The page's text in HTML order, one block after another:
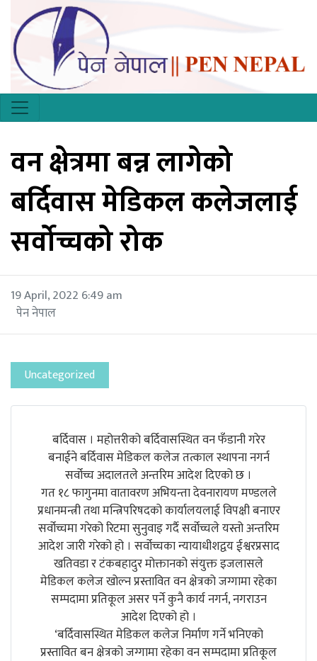
वन क्षेत्रमा बन्न लागेको
बर्दिवास मेडिकल कलेजलाई
सर्वोच्चको रोक
19 April, 2022 6:49 am
पेन नेपाल
Uncategorized
बर्दिवास । महोत्तरीको बर्दिवासस्थित वन फँडानी गरेर
बनाईने बर्दिवास मेडिकल कलेज तत्काल स्थापना नगर्न
सर्वोच्च अदालतले अन्तरिम आदेश दिएको छ ।
गत १८ फागुनमा वातावरण अभियन्ता देवनारायण मण्डलले
प्रधानमन्त्री तथा मन्त्रिपरिषदको कार्यालयलाई विपक्षी बनाएर
सर्वोच्चमा गरेको रिटमा सुनुवाइ गर्दै सर्वोच्चले यस्तो अन्तरिम
आदेश जारी गरेको हो । सर्वोच्चका न्यायाधीशद्वय ईश्वरप्रसाद
खतिवडा र टंकबहादुर मोक्तानको संयुक्त इजलासले
मेडिकल कलेज खोल्न प्रस्तावित वन क्षेत्रको जग्गामा रहेका
सम्पदामा प्रतिकूल असर पर्ने कुनै कार्य नगर्न, नगराउन
आदेश दिएको हो ।
‘बर्दिवासस्थित मेडिकल कलेज निर्माण गर्ने भनिएको
प्रस्तावित बन क्षेत्रको जग्गामा रहेका वन सम्पदामा प्रतिकूल